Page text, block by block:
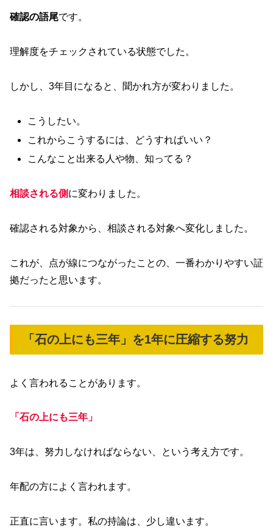
確認の語尾です。
理解度をチェックされている状態でした。
しかし、3年目になると、聞かれ方が変わりました。
こうしたい。
これからこうするには、どうすればいい？
こんなこと出来る人や物、知ってる？
相談される側 に変わりました。
確認される対象から、相談される対象へ変化しました。
これが、点が線につながったことの、一番わかりやすい証
拠だったと思います。
「石の上にも三年」を1年に圧縮する努力
よく言われることがあります。
「石の上にも三年」
3年は、努力しなければならない、という考え方です。
年配の方によく言われます。
正直に言います。私の持論は、少し違います。